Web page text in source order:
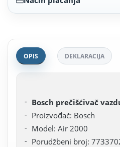
OPIS DEKLARACIJA
Bosch prečišćivač
Proizvođač: Bosch
Model: Air 2000
Porudžbeni broj: